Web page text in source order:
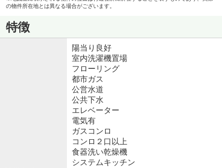
の物件所在地とは異なる場合がございます。
特徴
陽当り良好
室内洗濯機置場
フローリング
都市ガス
公営水道
公共下水
エレベーター
電気有
ガスコンロ
コンロ２口以上
食器洗い乾燥機
システムキッチン